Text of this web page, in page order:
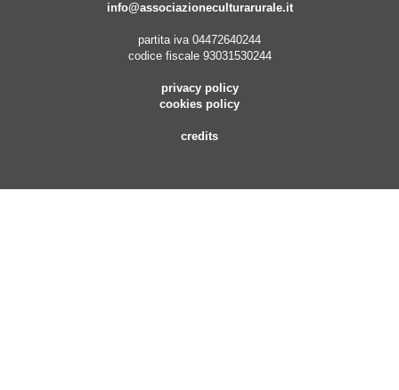
info@associazioneculturarurale.it
partita iva 04472640244
codice fiscale 93031530244
privacy policy
cookies policy
credits